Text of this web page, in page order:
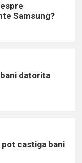
Samsung?
datorita
castiga bani